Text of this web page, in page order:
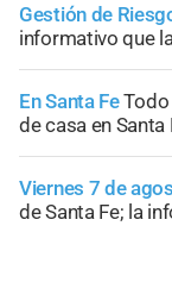
Gestión de
informativo que
En Santa Fe
de casa en
Viernes 7 de
de Santa Fe; la